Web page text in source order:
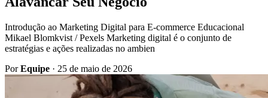
Introdução ao Marketing Digital para E-commerce Educacional
Mikael Blomkvist / Pexels Marketing digital é o conjunto de
estratégias e ações realizadas no ambien
PorEquipe · 25 de maio de 2026